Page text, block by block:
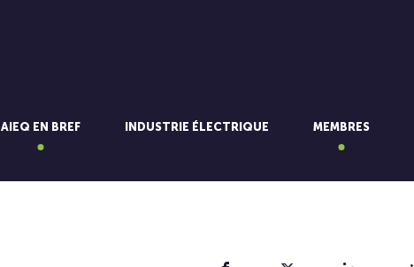
AIEQ EN BREF INDUSTRIE ÉLECTRIQUE MEMBRES